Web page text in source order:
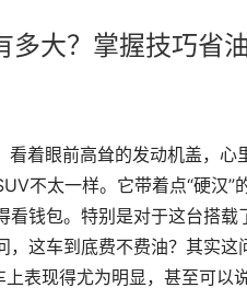
大？掌握技巧省油
着眼前高耸的发动机盖，心
不太一样。它带着点“硬汉”
钱包。特别是对于这台搭载
这车到底费不费油？其实这
表现得尤为明显，甚至可以